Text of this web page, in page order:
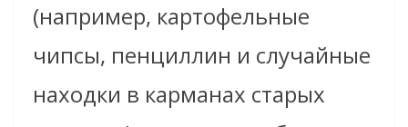
(например, картофельные
чипсы, пенциллин и случайные
находки в карманах старых